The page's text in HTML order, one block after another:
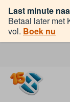
Last minute
Betaal later met
vol. Boek nu